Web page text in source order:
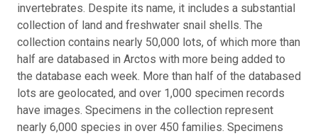
invertebrates. Despite its name, it includes a substantial
collection of land and freshwater snail shells. The
collection contains nearly 50,000 lots, of which more than
half are databased in Arctos with more being added to
the database each week. More than half of the databased
lots are geolocated, and over 1,000 specimen records
have images. Specimens in the collection represent
nearly 6,000 species in over 450 families. Specimens